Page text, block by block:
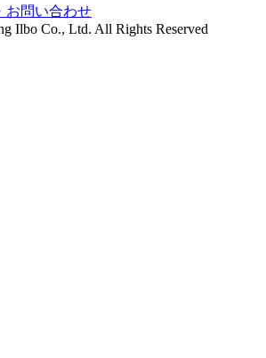
お問い合わせ
Ilbo Co., Ltd. All Rights Reserved